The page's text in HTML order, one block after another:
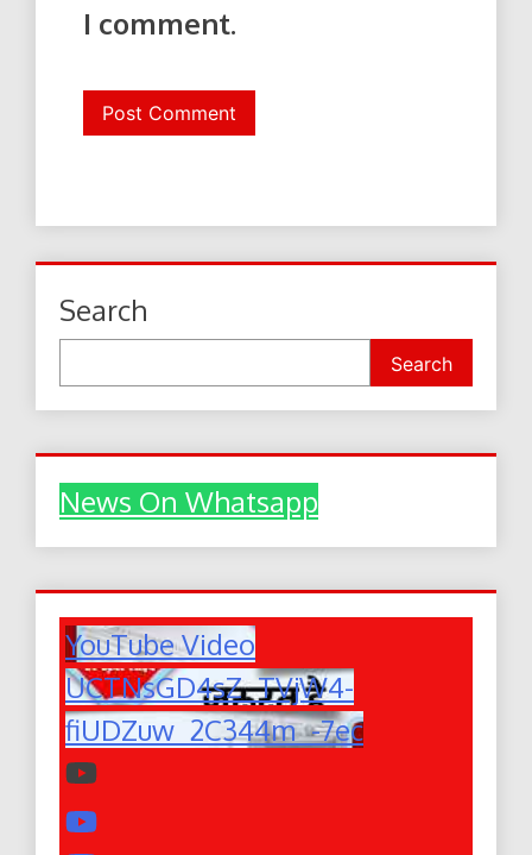
I comment.
Search
Search
News On Whatsapp
YouTube Video
UCTNsGD4sZ_TVjW4-
fiUDZuw_2C344m_-7ec